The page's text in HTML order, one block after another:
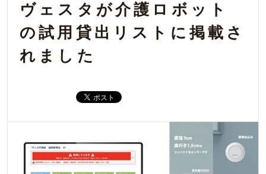
ヴェスタが介護ロボット
の試用貸出リストに掲載さ
れました